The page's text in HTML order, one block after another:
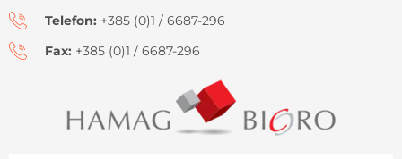
Telefon: +385 (0)1 / 6687-296
Fax: +385 (0)1 / 6687-296